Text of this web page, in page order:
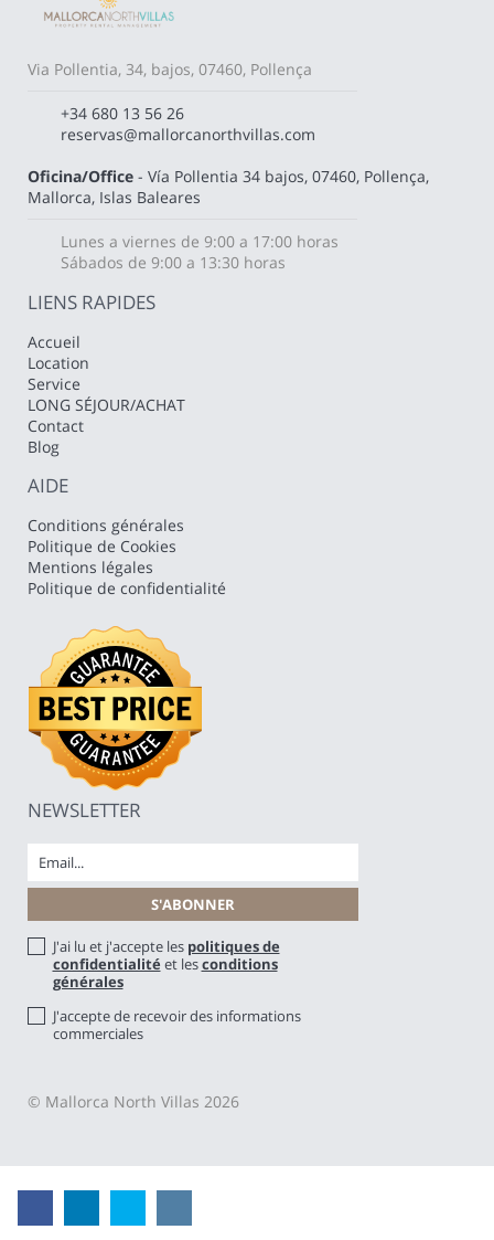
Via Pollentia, 34, bajos, 07460, Pollença
+34 680 13 56 26
reservas@mallorcanorthvillas.com
Oficina/Office - Vía Pollentia 34 bajos, 07460, Pollença,
Mallorca, Islas Baleares
Lunes a viernes de 9:00 a 17:00 horas
Sábados de 9:00 a 13:30 horas
LIENS RAPIDES
Accueil
Location
Service
LONG SÉJOUR/ACHAT
Contact
Blog
AIDE
Conditions générales
Politique de Cookies
Mentions légales
Politique de confidentialité
NEWSLETTER
J'ai lu et j'accepte les politiques de
confidentialité et lesconditions
générales
J'accepte de recevoir des informations
commerciales
© Mallorca North Villas 2026